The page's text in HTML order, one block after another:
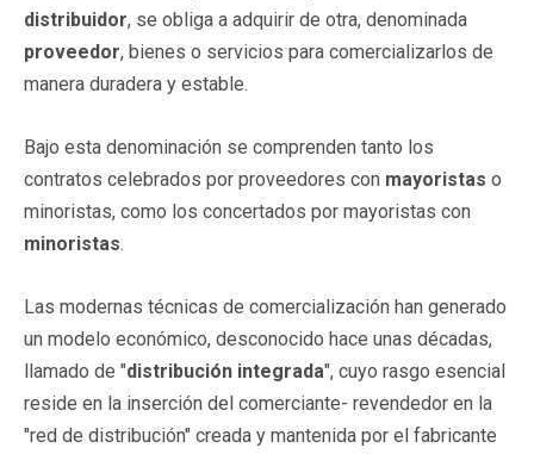
distribuidor, se obliga a adquirir de otra, denominada
proveedor, bienes o servicios para comercializarlos de
manera duradera y estable.
Bajo esta denominación se comprenden tanto los
contratos celebrados por proveedores con mayoristas o
minoristas, como los concertados por mayoristas con
minoristas.
Las modernas técnicas de comercialización han generado
un modelo económico, desconocido hace unas décadas,
llamado de "distribución integrada", cuyo rasgo esencial
reside en la inserción del comerciante- revendedor en la
"red de distribución" creada y mantenida por el fabricante